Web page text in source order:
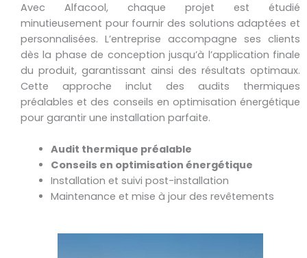
Avec Alfacool, chaque projet est étudié
minutieusement pour fournir des solutions adaptées et
personnalisées. L’entreprise accompagne ses clients
dès la phase de conception jusqu’à l’application finale
du produit, garantissant ainsi des résultats optimaux.
Cette approche inclut des audits thermiques
préalables et des conseils en optimisation énergétique
pour garantir une installation parfaite.
Audit thermique préalable
Conseils en optimisation énergétique
Installation et suivi post-installation
Maintenance et mise à jour des revêtements